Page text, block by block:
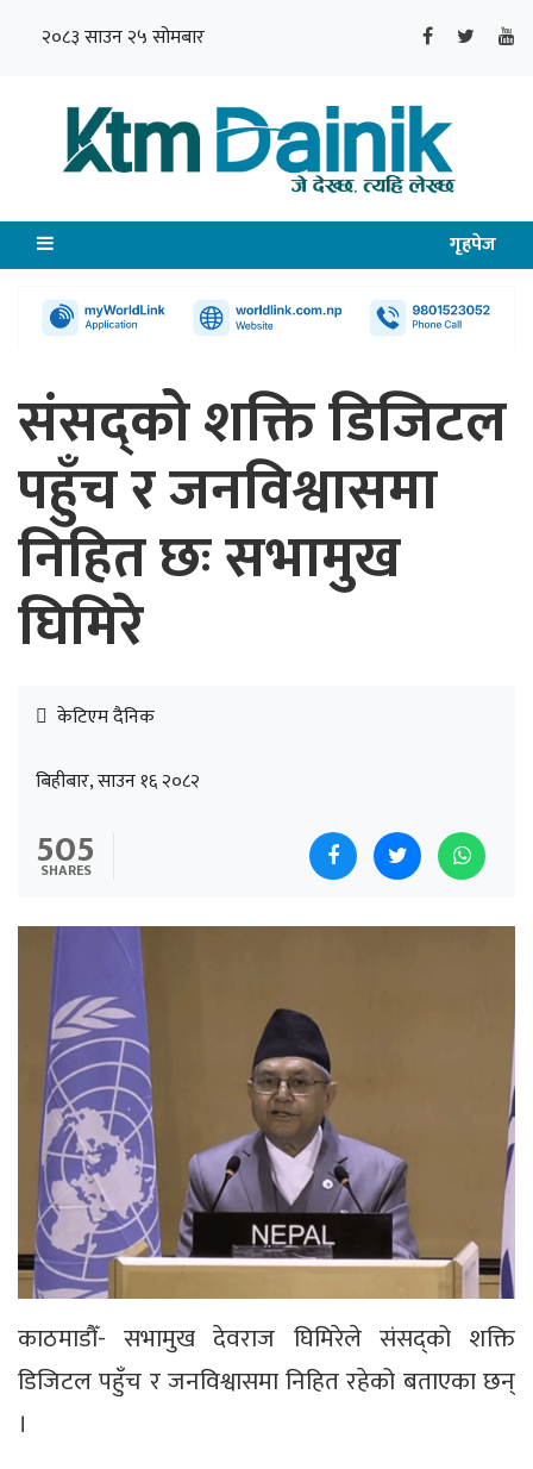
२०८३ साउन २५ सोमबार
गृहपेज
संसद्को शक्ति डिजिटल
पहुँच र जनविश्वासमा
निहित छः सभामुख
घिमिरे
केटिएम दैनिक
बिहीबार, साउन १६ २०८२
505
SHARES
काठमाडौँ- सभामुख देवराज घिमिरेले संसद्को शक्ति
डिजिटल पहुँच र जनविश्वासमा निहित रहेको बताएका छन्
।